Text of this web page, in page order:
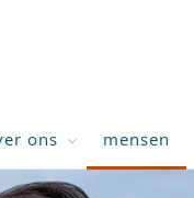
ons mensen